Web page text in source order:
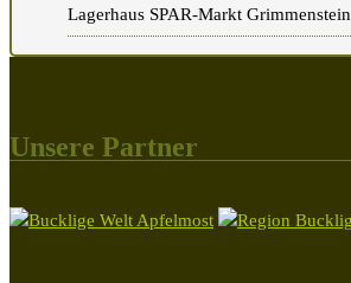
Lagerhaus SPAR-Markt Grimmenstein
Unsere Partner